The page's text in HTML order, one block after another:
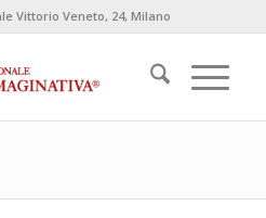
Vittorio Veneto, 24, Milano